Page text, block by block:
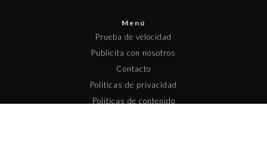
Menú
Prueba de velocidad
Publicita con nosotros
Contacto
Políticas de privacidad
Políticas de contenido